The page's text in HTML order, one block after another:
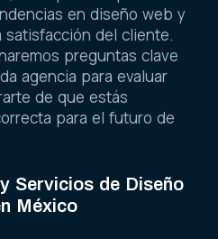
en diseño web y
del cliente.
preguntas clave
agencia para evaluar
de que estás
para el futuro de
Servicios de Diseño
México